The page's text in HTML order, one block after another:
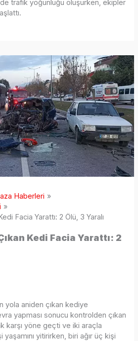
trafik yoğunluğu oluşurken, ekipler
Haberleri
Facia Yarattı: 2 Ölü, 3 Yaralı
Kedi Facia Yarattı: 2
yola aniden çıkan kediye
yapması sonucu kontrolden çıkan
karşı yöne geçti ve iki araçla
yaşamını yitirirken, biri ağır üç kişi